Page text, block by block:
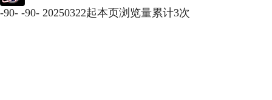
-90- -90- 20250322起本页浏览量累计3次